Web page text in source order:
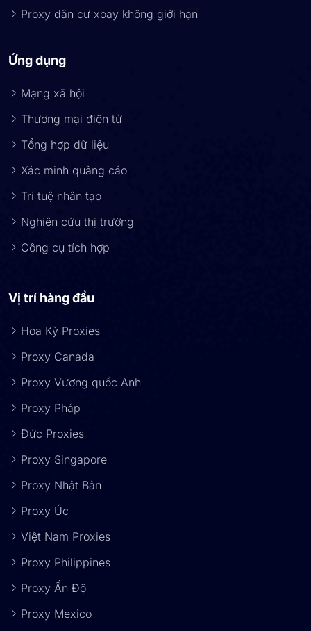
Proxy dân cư xoay không giới hạn
Ứng dụng
Mạng xã hội
Thương mại điện tử
Tổng hợp dữ liệu
Xác minh quảng cáo
Trí tuệ nhân tạo
Nghiên cứu thị trường
Công cụ tích hợp
Vị trí hàng đầu
Hoa Kỳ Proxies
Proxy Canada
Proxy Vương quốc Anh
Proxy Pháp
Đức Proxies
Proxy Singapore
Proxy Nhật Bản
Proxy Úc
Việt Nam Proxies
Proxy Philippines
Proxy Ấn Độ
Proxy Mexico